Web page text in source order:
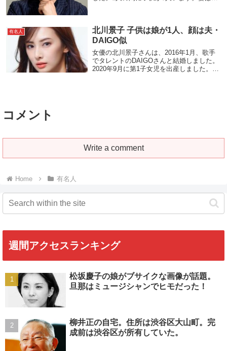
とい...
有名人
北川景子 子供は娘が1人、顔は夫・
DAIGO似
女優の北川景子さんは、2016年1月、歌手
でタレントのDAIGOさんと結婚しました。
2020年9月に第1子女児を出産しました。娘
コメント
Write a comment
Home 有名人
週間アクセスランキング
松坂慶子の娘がブサイクな画像が話題。
旦那はミュージシャンでヒモだった！
柳井正の自宅。住所は渋谷区大山町。完
成前は渋谷区が所有していた。